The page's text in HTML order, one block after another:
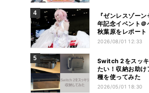
『ゼンレスゾー
年記念イベント＠
秋葉原をレポート
狩りレミエール、
2026/08/01 12:33
Switch 2をスッ
たい！収納お助
種を使ってみた
2026/05/01 18:30